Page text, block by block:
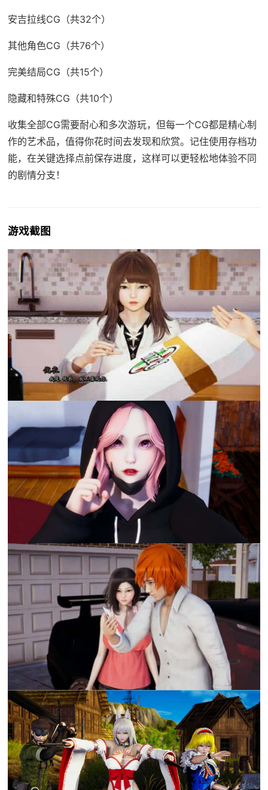
安吉拉线CG（共32个）
其他角色CG（共76个）
完美结局CG（共15个）
隐藏和特殊CG（共10个）
收集全部CG需要耐心和多次游玩，但每一个CG都是精心制
作的艺术品，值得你花时间去发现和欣赏。记住使用存档功
能，在关键选择点前保存进度，这样可以更轻松地体验不同
的剧情分支！
游戏截图